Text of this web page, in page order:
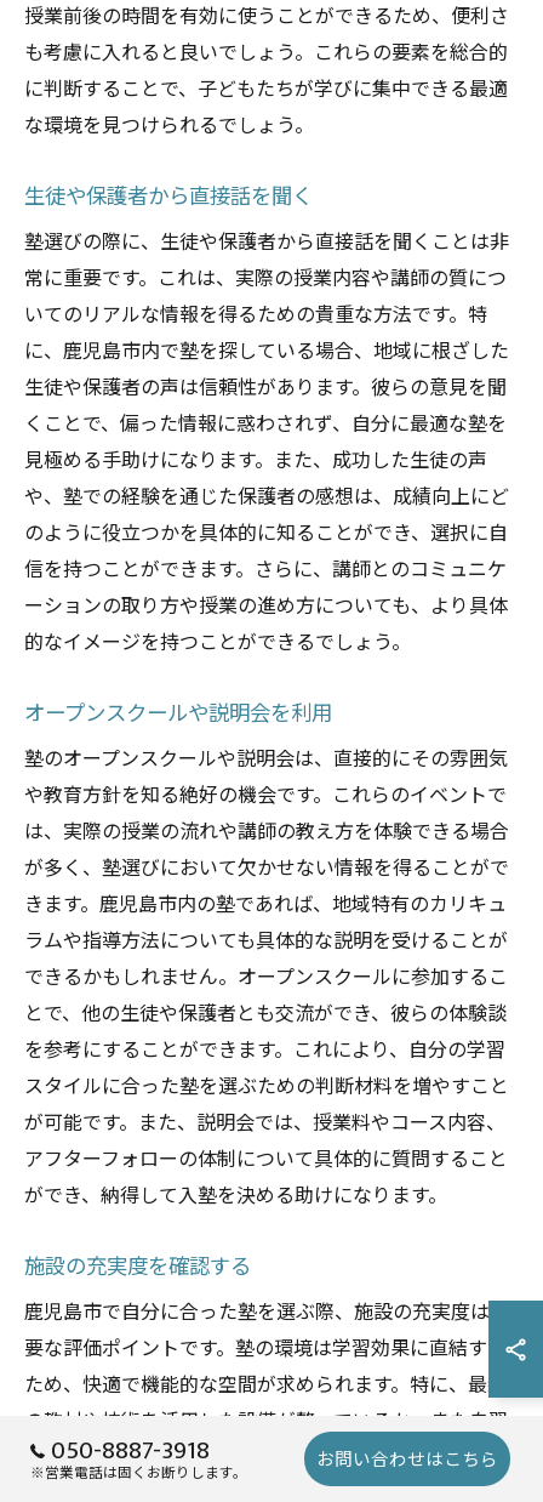
授業前後の時間を有効に使うことができるため、便利さ
も考慮に入れると良いでしょう。これらの要素を総合的
に判断することで、子どもたちが学びに集中できる最適
な環境を見つけられるでしょう。
生徒や保護者から直接話を聞く
塾選びの際に、生徒や保護者から直接話を聞くことは非
常に重要です。これは、実際の授業内容や講師の質につ
いてのリアルな情報を得るための貴重な方法です。特
に、鹿児島市内で塾を探している場合、地域に根ざした
生徒や保護者の声は信頼性があります。彼らの意見を聞
くことで、偏った情報に惑わされず、自分に最適な塾を
見極める手助けになります。また、成功した生徒の声
や、塾での経験を通じた保護者の感想は、成績向上にど
のように役立つかを具体的に知ることができ、選択に自
信を持つことができます。さらに、講師とのコミュニケ
ーションの取り方や授業の進め方についても、より具体
的なイメージを持つことができるでしょう。
オープンスクールや説明会を利用
塾のオープンスクールや説明会は、直接的にその雰囲気
や教育方針を知る絶好の機会です。これらのイベントで
は、実際の授業の流れや講師の教え方を体験できる場合
が多く、塾選びにおいて欠かせない情報を得ることがで
きます。鹿児島市内の塾であれば、地域特有のカリキュ
ラムや指導方法についても具体的な説明を受けることが
できるかもしれません。オープンスクールに参加するこ
とで、他の生徒や保護者とも交流ができ、彼らの体験談
を参考にすることができます。これにより、自分の学習
スタイルに合った塾を選ぶための判断材料を増やすこと
が可能です。また、説明会では、授業料やコース内容、
アフターフォローの体制について具体的に質問すること
ができ、納得して入塾を決める助けになります。
施設の充実度を確認する
鹿児島市で自分に合った塾を選ぶ際、施設の充実度は重
要な評価ポイントです。塾の環境は学習効果に直結する
ため、快適で機能的な空間が求められます。特に、最新
の教材や技術を活用した設備が整っているか、また自習
室や図書室などの学習スペースが充実しているかを確認
050-8887-3918
※営業電話は固くお断りします。 お問い合わせはこちら